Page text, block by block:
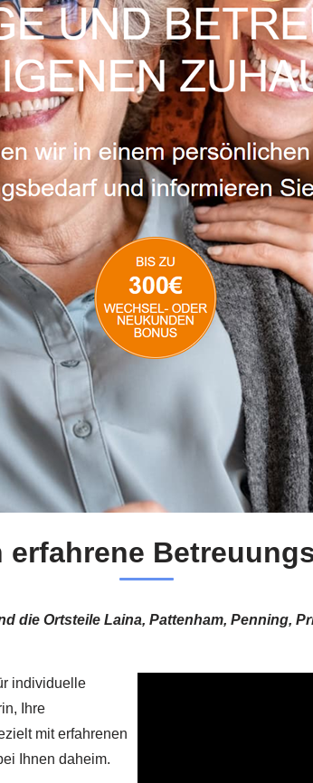
die Ortsteile Laina, Pattenham, Penning,
individuelle
Ihre
mit erfahrenen
Ihnen daheim.